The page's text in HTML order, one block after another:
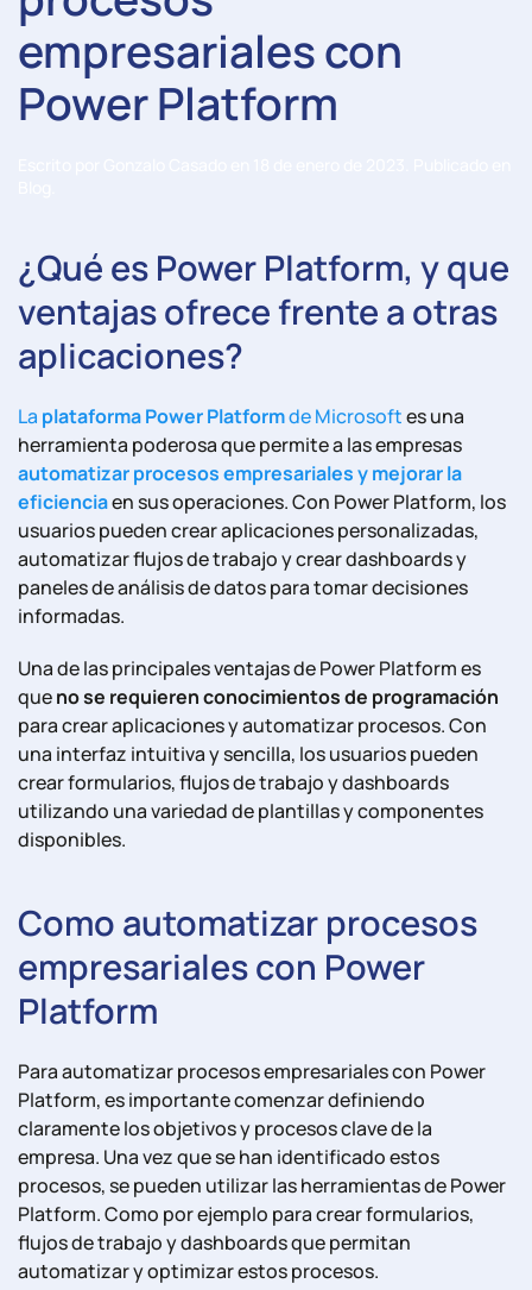
empresariales con
Power Platform
¿Qué es Power Platform, y que
ventajas ofrece frente a otras
aplicaciones?
La plataforma Power Platformde Microsoftes una
herramienta poderosa que permite a las empresas
automatizar procesos empresariales y mejorar la
eficienciaen sus operaciones. Con Power Platform, los
usuarios pueden crear aplicaciones personalizadas,
automatizar flujos de trabajo y crear dashboards y
paneles de análisis de datos para tomar decisiones
informadas.
Una de las principales ventajas de Power Platform es
queno se requieren conocimientos de programación
para crear aplicaciones y automatizar procesos. Con
una interfaz intuitiva y sencilla, los usuarios pueden
crear formularios, flujos de trabajo y dashboards
utilizando una variedad de plantillas y componentes
disponibles.
Como automatizar procesos
empresariales con Power
Platform
Para automatizar procesos empresariales con Power
Platform, es importante comenzar definiendo
claramente los objetivos y procesos clave de la
empresa. Una vez que se han identificado estos
procesos, se pueden utilizar las herramientas de Power
Platform. Como por ejemplo para crear formularios,
flujos de trabajo y dashboards que permitan
automatizar y optimizar estos procesos.